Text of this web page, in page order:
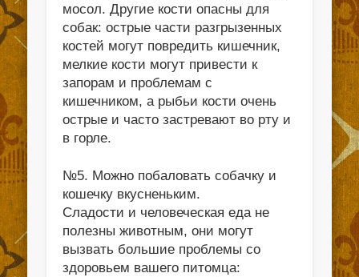
мосол. Другие кости опасны для
собак: острые части разгрызенных
костей могут повредить кишечник,
мелкие кости могут привести к
запорам и проблемам с
кишечником, а рыбьи кости очень
острые и часто застревают во рту и
в горле.
№5. Можно побаловать собачку и
кошечку вкусненьким.
Сладости и человеческая еда не
полезны животным, они могут
вызвать большие проблемы со
здоровьем вашего питомца: